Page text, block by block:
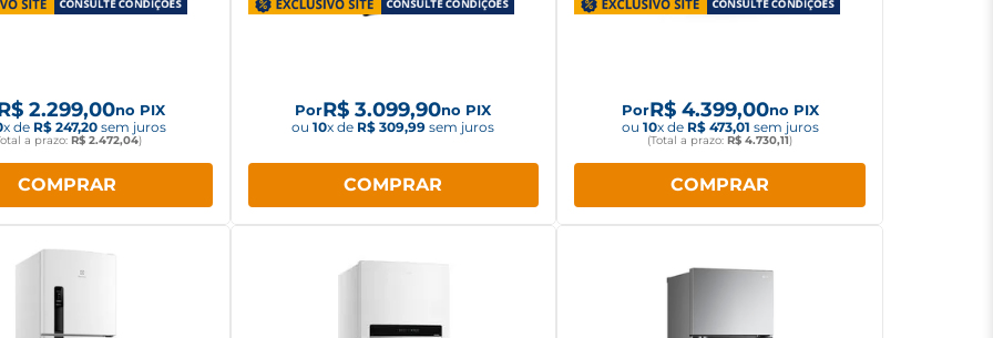
2.299,00no PIX
x de R$ 247,20sem juros
a prazo:R$ 2.472,04)
COMPRAR
PorR$ 3.099,90no PIX
ou10x de R$ 309,99 sem juros
COMPRAR
PorR$ 4.399,00no PIX
ou 10x de R$ 473,01 sem juros
(Total a prazo:R$ 4.730,11)
COMPRAR